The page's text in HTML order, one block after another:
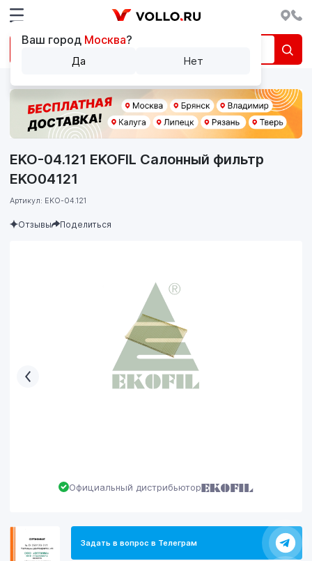
Официальный дистрибьютор
Задать в вопрос в Телеграм
EKO-04.121 EKOFIL Салонный фильтр
EKO04121
Артикул: EKO-04.121
Отзывы Поделиться
Ваш город Москва?
Да Нет